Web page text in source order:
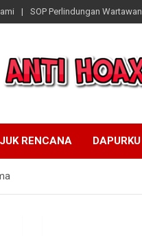
SOP Perlindungan Wartawan
RENCANA DAPURKU